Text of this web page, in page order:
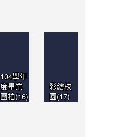
104學年
度畢業
團拍(16)
彩繪校
園(17)